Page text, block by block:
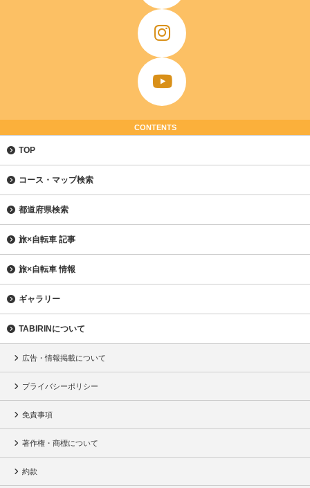
CONTENTS
TOP
コース・マップ検索
都道府県検索
旅×自転車 記事
旅×自転車 情報
ギャラリー
TABIRINについて
広告・情報掲載について
プライバシーポリシー
免責事項
著作権・商標について
約款